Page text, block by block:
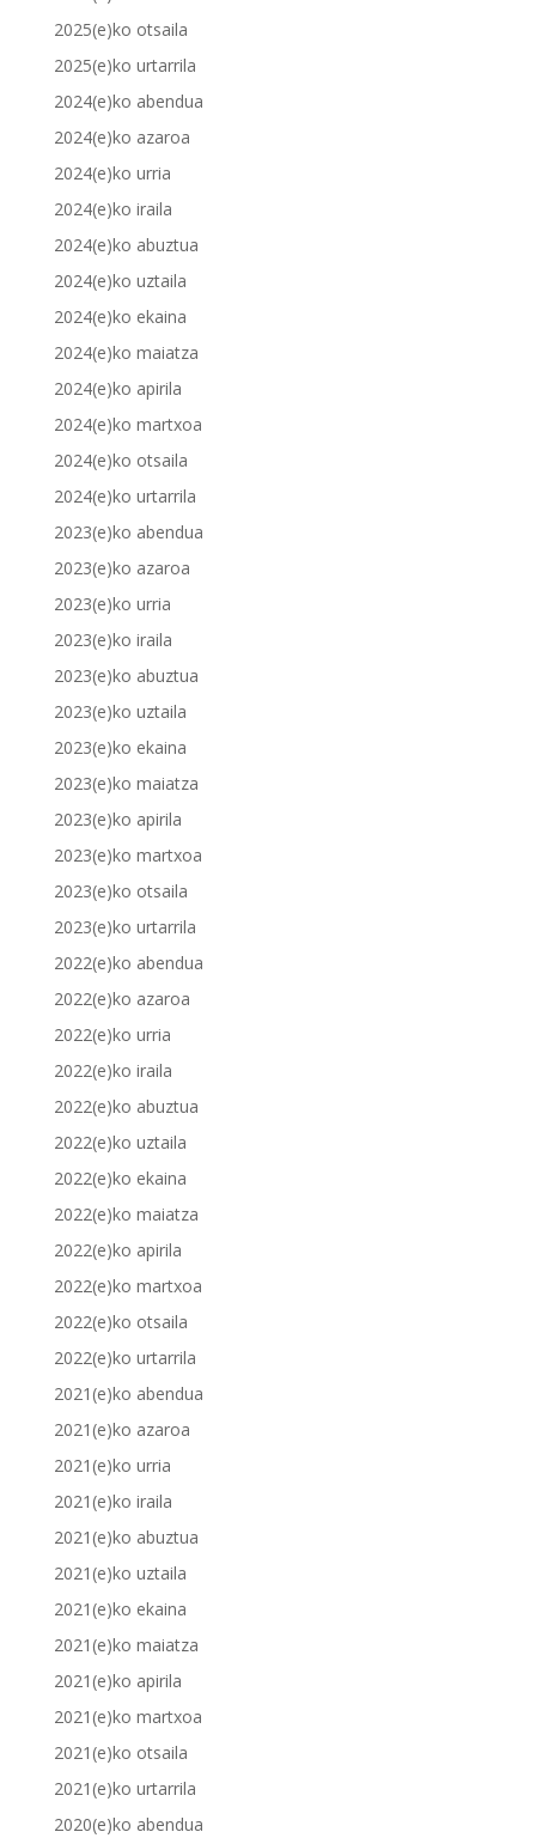
2025(e)ko otsaila
2025(e)ko urtarrila
2024(e)ko abendua
2024(e)ko azaroa
2024(e)ko urria
2024(e)ko iraila
2024(e)ko abuztua
2024(e)ko uztaila
2024(e)ko ekaina
2024(e)ko maiatza
2024(e)ko apirila
2024(e)ko martxoa
2024(e)ko otsaila
2024(e)ko urtarrila
2023(e)ko abendua
2023(e)ko azaroa
2023(e)ko urria
2023(e)ko iraila
2023(e)ko abuztua
2023(e)ko uztaila
2023(e)ko ekaina
2023(e)ko maiatza
2023(e)ko apirila
2023(e)ko martxoa
2023(e)ko otsaila
2023(e)ko urtarrila
2022(e)ko abendua
2022(e)ko azaroa
2022(e)ko urria
2022(e)ko iraila
2022(e)ko abuztua
2022(e)ko uztaila
2022(e)ko ekaina
2022(e)ko maiatza
2022(e)ko apirila
2022(e)ko martxoa
2022(e)ko otsaila
2022(e)ko urtarrila
2021(e)ko abendua
2021(e)ko azaroa
2021(e)ko urria
2021(e)ko iraila
2021(e)ko abuztua
2021(e)ko uztaila
2021(e)ko ekaina
2021(e)ko maiatza
2021(e)ko apirila
2021(e)ko martxoa
2021(e)ko otsaila
2021(e)ko urtarrila
2020(e)ko abendua